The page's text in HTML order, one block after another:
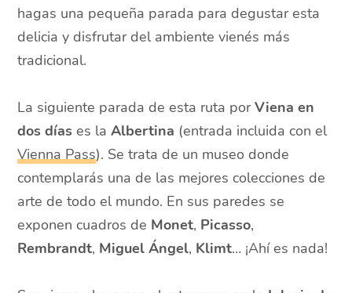
hagas una pequeña parada para degustar esta
delicia y disfrutar del ambiente vienés más
tradicional.
La siguiente parada de esta ruta porViena en
dos días es laAlbertina (entrada incluida con el
Vienna Pass). Se trata de un museo donde
contemplarás una de las mejores colecciones de
arte de todo el mundo. En sus paredes se
exponen cuadros de Monet, Picasso,
Rembrandt, Miguel Ángel, Klimt… ¡Ahí es nada!